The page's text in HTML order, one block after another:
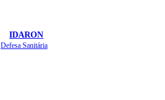
IDARON
Defesa Sanitária